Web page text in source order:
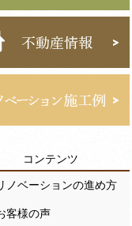
コンテンツ
ノベーションの進め方
客様の声